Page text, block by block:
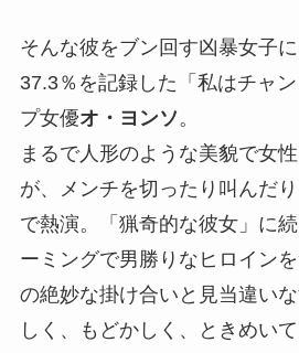
そんな彼をブン回す凶暴女子
37.3％を記録した「私はチャ
プ女優オ・ヨンソ。
まるで人形のような美貌で女
が、メンチを切ったり叫んだ
で熱演。「猟奇的な彼女」に
ーミングで男勝りなヒロイン
の絶妙な掛け合いと見当違い
しく、もどかしく、ときめい